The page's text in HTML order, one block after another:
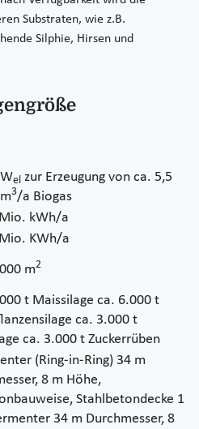
Substraten, wie z.B.
Silphie, Hirsen und
el zur Erzeugung von ca. 5,5
3/a Biogas
kWh/a
KWh/a
m2
t Maissilage ca. 6.000 t
ca. 3.000 t
ca. 3.000 t Zuckerrüben
(Ring-in-Ring) 34 m
8 m Höhe,
Stahlbetondecke 1
34 m Durchmesser, 8